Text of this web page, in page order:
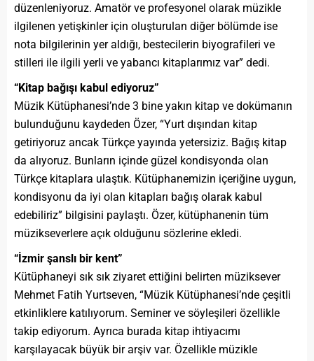
düzenleniyoruz. Amatör ve profesyonel olarak müzikle
ilgilenen yetişkinler için oluşturulan diğer bölümde ise
nota bilgilerinin yer aldığı, bestecilerin biyografileri ve
stilleri ile ilgili yerli ve yabancı kitaplarımız var” dedi.
“Kitap bağışı kabul ediyoruz”
Müzik Kütüphanesi’nde 3 bine yakın kitap ve dokümanın
bulunduğunu kaydeden Özer, “Yurt dışından kitap
getiriyoruz ancak Türkçe yayında yetersiziz. Bağış kitap
da alıyoruz. Bunların içinde güzel kondisyonda olan
Türkçe kitaplara ulaştık. Kütüphanemizin içeriğine uygun,
kondisyonu da iyi olan kitapları bağış olarak kabul
edebiliriz” bilgisini paylaştı. Özer, kütüphanenin tüm
müzikseverlere açık olduğunu sözlerine ekledi.
“İzmir şanslı bir kent”
Kütüphaneyi sık sık ziyaret ettiğini belirten müziksever
Mehmet Fatih Yurtseven, “Müzik Kütüphanesi’nde çeşitli
etkinliklere katılıyorum. Seminer ve söyleşileri özellikle
takip ediyorum. Ayrıca burada kitap ihtiyacımı
karşılayacak büyük bir arşiv var. Özellikle müzikle